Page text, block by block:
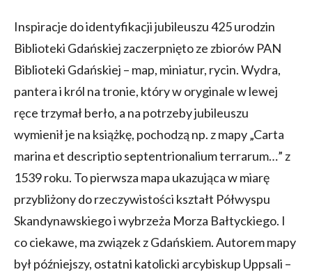
Inspiracje do identyfikacji jubileuszu 425 urodzin
Biblioteki Gdańskiej zaczerpnięto ze zbiorów PAN
Biblioteki Gdańskiej – map, miniatur, rycin. Wydra,
pantera i król na tronie, który w oryginale w lewej
ręce trzymał berło, a na potrzeby jubileuszu
wymienił je na książkę, pochodzą np. z mapy „Carta
marina et descriptio septentrionalium terrarum…” z
1539 roku. To pierwsza mapa ukazująca w miarę
przybliżony do rzeczywistości kształt Półwyspu
Skandynawskiego i wybrzeża Morza Bałtyckiego. I
co ciekawe, ma związek z Gdańskiem. Autorem mapy
był późniejszy, ostatni katolicki arcybiskup Uppsali –